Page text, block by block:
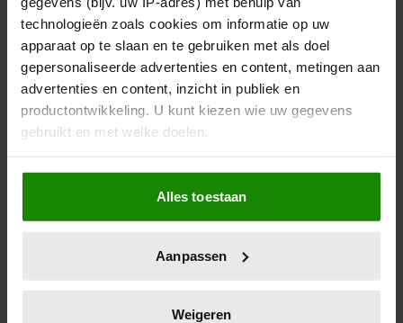
technologieën zoals cookies om informatie op uw
apparaat op te slaan en te gebruiken met als doel
gepersonaliseerde advertenties en content, metingen aan
advertenties en content, inzicht in publiek en
productontwikkeling. U kunt kiezen wie uw gegevens
gebruikt en met welke doelen.
Als u het toestaat, willen we ook graag:
Informatie verzamelen over uw geografische
locatie, die tot een paar meter nauwkeurig kan zijn
scannen op specifieke eigenschappen (fingerprinting)
verwerkt en stel uw voorkeuren in het
Alles toestaan
Aanpassen
Weigeren
Dit is wat slecht slapen écht met